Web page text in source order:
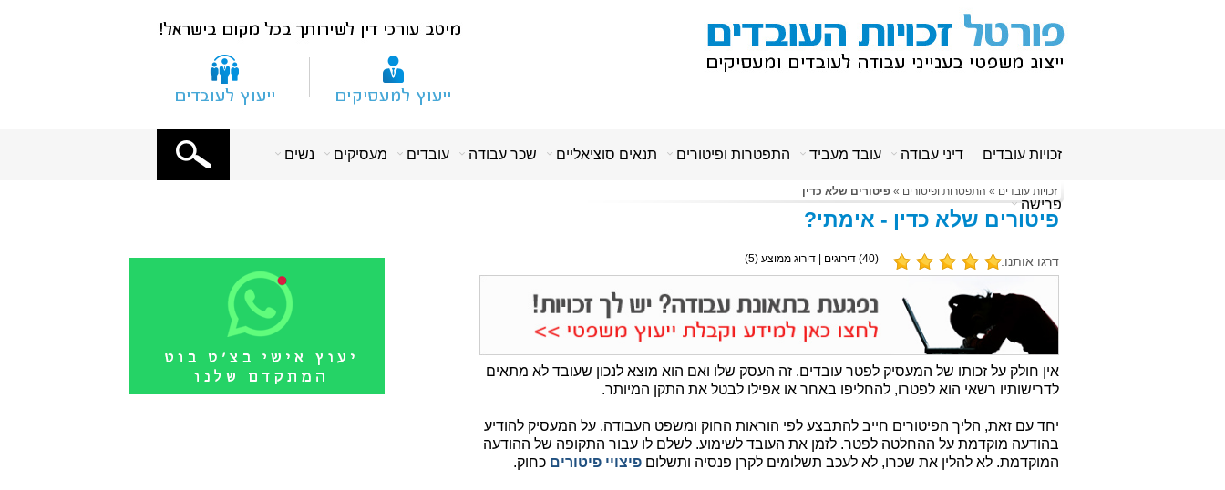
זכויות עובדים דיני עבודה עובד מעביד התפטרות ופיטורים תנאים סוציאליים שכר עבודה עובדים מעסיקים נשים
פרישה
X
זכויות עובדים » התפטרות ופיטורים » פיטורים שלא כדין
פיטורים שלא כדין - אימתי?
דרגו אותנו: (
40) דירוגים | דירוג ממוצע (5
)
אין חולק על זכותו של המעסיק לפטר עובדים. זה העסק שלו ואם הוא מוצא לנכון שעובד לא מתאים
לדרישותיו רשאי הוא לפטרו, להחליפו באחר או אפילו לבטל את התקן המיותר.
יחד עם זאת, הליך הפיטורים חייב להתבצע לפי הוראות החוק ומשפט העבודה. על המעסיק להודיע
בהודעה מוקדמת על ההחלטה לפטר. לזמן את העובד לשימוע. לשלם לו עבור התקופה של ההודעה
המוקדמת. לא להלין את שכרו, לא לעכב תשלומים לקרן פנסיה ותשלום פיצויי פיטורים כחוק.